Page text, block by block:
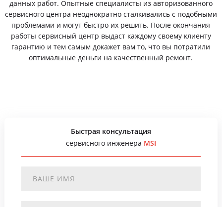
данных работ. Опытные специалисты из авторизованного
сервисного центра неоднократно сталкивались с подобными
проблемами и могут быстро их решить. После окончания
работы сервисный центр выдаст каждому своему клиенту
гарантию и тем самым докажет вам то, что вы потратили
оптимальные деньги на качественный ремонт.
Быстрая консультация
сервисного инженера MSI